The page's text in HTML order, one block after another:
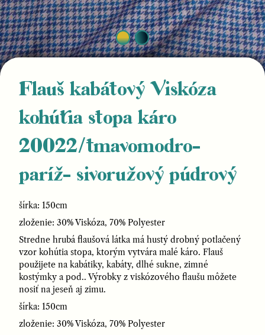
Flauš kabátový Viskóza
kohútia stopa káro
20022/tmavomodro-
paríž- sivoružový púdrový
šírka: 150cm
zloženie: 30% Viskóza, 70% Polyester
Stredne hrubá flaušová látka má hustý drobný potlačený
vzor kohútia stopa, ktorým vytvára malé káro. Flauš
použijete na kabátiky, kabáty, dlhé sukne, zimné
kostýmky a pod.. Výrobky z viskózového flaušu môžete
nosiť na jeseň aj zimu.
šírka: 150cm
zloženie: 30% Viskóza, 70% Polyester